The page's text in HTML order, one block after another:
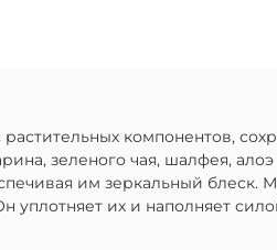
компонентов,
зеленого чая, шалфея,
им зеркальный
уплотняет их и наполняет